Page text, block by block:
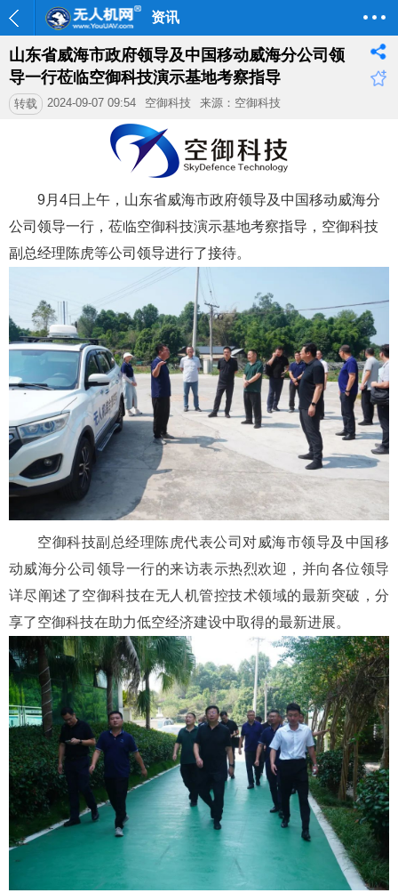
资讯
山东省威海市政府领导及中国移动威海分公司领
导一行莅临空御科技演示基地考察指导
转载 2024-09-07 09:54 空御科技 来源：空御科技
9月4日上午，山东省威海市政府领导及中国移动威海分
公司领导一行，莅临空御科技演示基地考察指导，空御科技
副总经理陈虎等公司领导进行了接待。
空御科技副总经理陈虎代表公司对威海市领导及中国移
动威海分公司领导一行的来访表示热烈欢迎，并向各位领导
详尽阐述了空御科技在无人机管控技术领域的最新突破，分
享了空御科技在助力低空经济建设中取得的最新进展。